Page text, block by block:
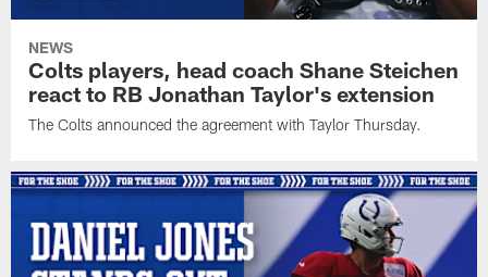
NEWS
Colts players, head coach Shane Steichen
react to RB Jonathan Taylor's extension
The Colts announced the agreement with Taylor Thursday.